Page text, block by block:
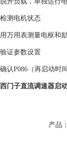
‌检测电机状态‌
用万用表测量电枢和
‌验证参数设置‌
确认P086（再启动时
西门子直流调速器启
产品：